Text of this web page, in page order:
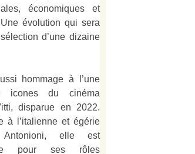
économiques et
évolution qui sera
d’une dizaine
hommage à l’une
icones du cinéma
disparue en 2022.
à l’italienne et égérie
Antonioni, elle est
pour ses rôles